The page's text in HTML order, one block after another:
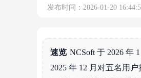
发布时间：2026-01-20
速览 NCSoft 于 2026 年
2025 年 12 月对五名用